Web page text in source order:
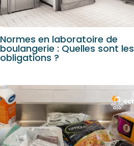
Normes en laboratoire de
boulangerie : Quelles sont les
obligations ?